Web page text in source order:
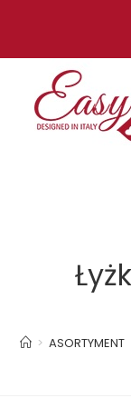
> ASORTYMENT